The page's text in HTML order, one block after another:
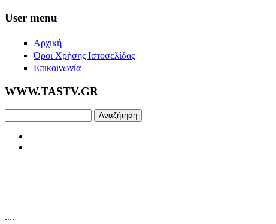
Skip to main content
User menu
Αρχική
Όροι Χρήσης Ιστοσελίδας
Επικοινωνία
WWW.TASTV.GR
....